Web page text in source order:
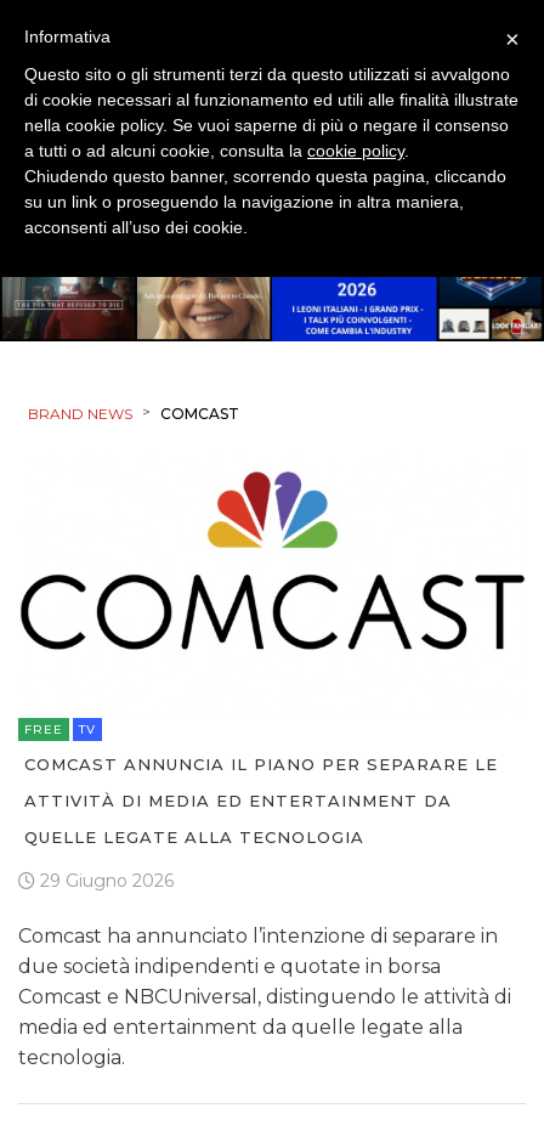
BRAND NEWS > COMCAST
FREE TV
COMCAST ANNUNCIA IL PIANO PER SEPARARE LE
ATTIVITÀ DI MEDIA ED ENTERTAINMENT DA
QUELLE LEGATE ALLA TECNOLOGIA
29 Giugno 2026
Comcast ha annunciato l’intenzione di separare in
due società indipendenti e quotate in borsa
Comcast e NBCUniversal, distinguendo le attività di
media ed entertainment da quelle legate alla
tecnologia.
×
Informativa
Questo sito o gli strumenti terzi da questo utilizzati si avvalgono
di cookie necessari al funzionamento ed utili alle finalità illustrate
nella cookie policy. Se vuoi saperne di più o negare il consenso
a tutti o ad alcuni cookie, consulta la cookie policy.
Chiudendo questo banner, scorrendo questa pagina, cliccando
su un link o proseguendo la navigazione in altra maniera,
acconsenti all’uso dei cookie.